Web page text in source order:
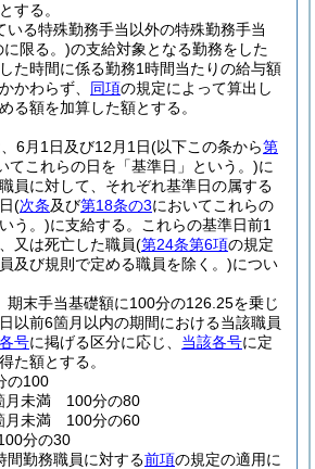
する。
いる特殊勤務手当以外の特殊勤務手当
限る。)の支給対象となる勤務をした
た時間に係る勤務1時間当たりの給与額
かわらず、 同項の規定によって算出し
る額を加算した額とする。
6月1日及び12月1日(以下この条から第
てこれらの日を「基準日」という。)に
員に対して、それぞれ基準日の属する
(次条及び第18条の3においてこれらの
う。)に支給する。
これらの基準日前1
又は死亡した職員(第24条第6項の規定
及び規則で定める職員を除く。)につい
期末手当基礎額に100分の126.25を乗じ
以前6箇月以内の期間における当該職員
号に掲げる区分に応じ、 当該各号に定
た額とする。
の100
月未満 100分の80
月未満 100分の60
分の30
間勤務職員に対する前項の規定の適用に